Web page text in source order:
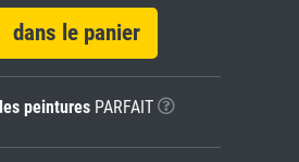
le panier
peinturesPARFAIT